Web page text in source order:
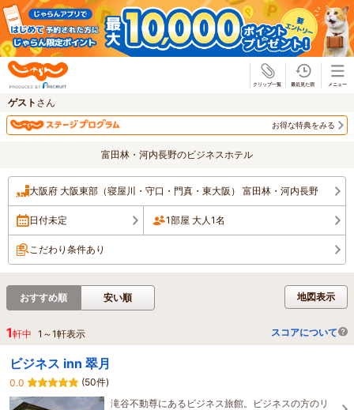
ゲスト さん
お得な特典をみる
富田林・河内長野のビジネスホテル
大阪府 大阪東部（寝屋川・守口・門真・東大阪） 富田林・河内長野
日付未定 1部屋 大人1名
こだわり条件あり
地図表示
おすすめ順 安い順
1軒中 1 ～1軒表示 スコアについて
ビジネス inn 翠月
0.0
(50件)
滝谷不動尊にあるビジネス旅館。ビジネスの方のリ